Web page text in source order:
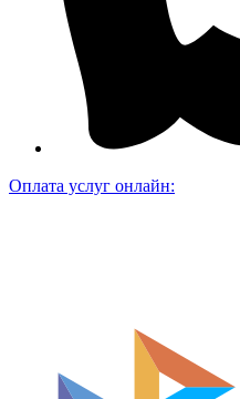
Оплата услуг онлайн: